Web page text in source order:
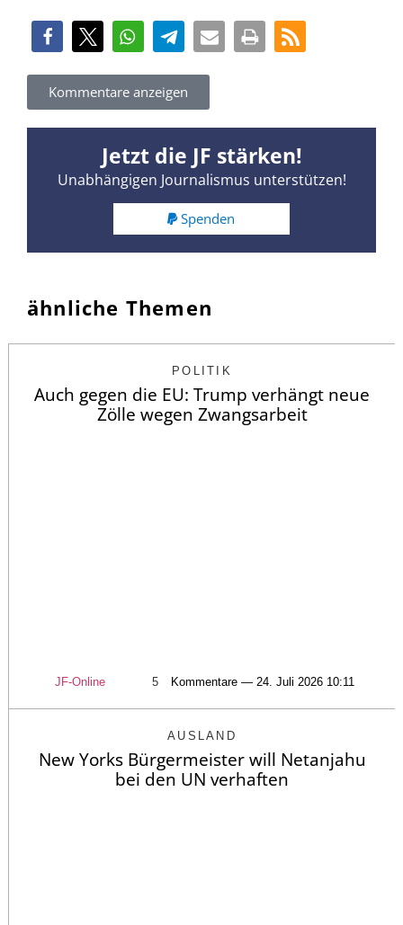
Kommentare anzeigen
Jetzt die JF stärken!
Unabhängigen Journalismus unterstützen!
Spenden
ähnliche Themen
POLITIK
Auch gegen die EU: Trump verhängt neue
Zölle wegen Zwangsarbeit
JF-Online 5 Kommentare — 24. Juli 2026 10:11
AUSLAND
New Yorks Bürgermeister will Netanjahu
bei den UN verhaften